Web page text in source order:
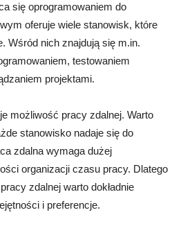
się oprogramowaniem do
oferuje wiele stanowisk, które
Wśród nich znajdują się m.in.
testowaniem
projektami.
możliwość pracy zdalnej. Warto
stanowisko nadaje się do
zdalna wymaga dużej
organizacji czasu pracy. Dlatego
zdalnej warto dokładnie
i preferencje.